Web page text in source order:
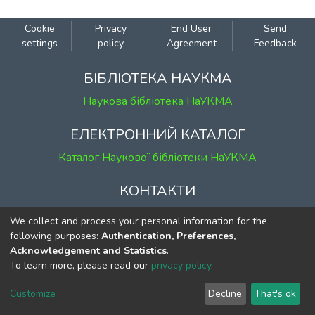
Cookie
settings
Privacy
policy
End User
Agreement
Send
Feedback
БІБЛІОТЕКА НАУКМА
Наукова бібліотека НаУКМА
ЕЛЕКТРОННИЙ КАТАЛОГ
Каталог Наукової бібліотеки НаУКМА
КОНТАКТИ
м. Київ, вул. Григорія Сковороди, 2
к. 1, к. 120
тел. (044) 463-69-31
ekmair@ukma.edu.ua
We collect and process your personal information for the
following purposes: Authentication, Preferences,
Acknowledgement and Statistics.
To learn more, please read our privacy policy.
Customize Decline That's ok